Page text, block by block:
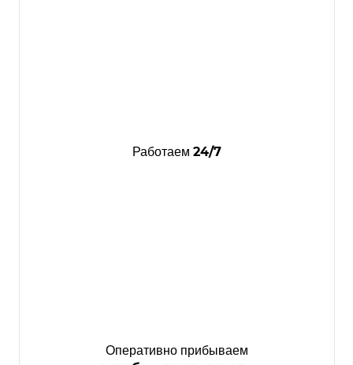
Работаем 24/7
Оперативно прибываем